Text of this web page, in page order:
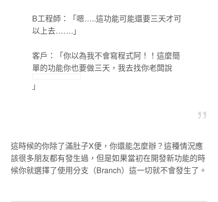
B工程師：「嗯…..這功能可能還要三天才可
以上去…….」
客戶：「你以為我不會寫程式阿！！這麼簡
單的功能你也要做三天，我去找你老闆說
」
這時候的你除了滿肚子X便，你還能怎麼辦？這種情況應
該很多朋友都有發生過，但是如果當初在開發新功能的時
候你就選擇了使用分支（Branch）這一切就不會發生了。